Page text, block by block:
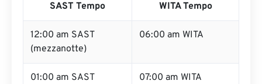
SAST Tempo WITA Tempo
12:00 am SAST
(mezzanotte)
06:00 am WITA
01:00 am SAST 07:00 am WITA